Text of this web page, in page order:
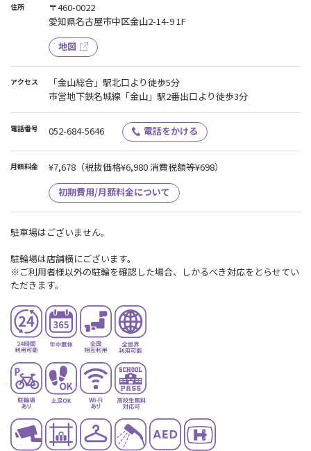
住所
〒460-0022
愛知県名古屋市中区金山2-14-9 1F
地図
アクセス
「金山総合」駅北口より徒歩5分
市営地下鉄名城線「金山」駅2番出口より徒歩3分
電話番号 052-684-5646 電話をかける
月額料金 ¥7,678 （税抜価格¥6,980 消費税額等¥698）
初期費用/月額料金について
駐車場はございません。
駐輪場は店舗横にございます。
※ご利用者様以外の駐輪を確認した場合、しかるべき対応をとらせてい
ただきます。